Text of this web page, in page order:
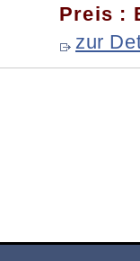
Preis :
zur